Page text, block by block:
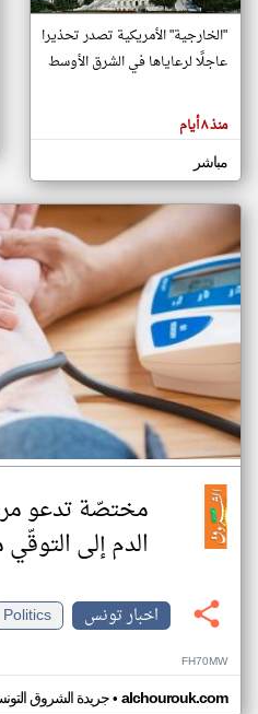
الموجوده
هنا عن
كاتبيها.
"الخارجية" الأمريكية تصدر تحذيرا
عاجلًا لرعاياها في الشرق الأوسط
منذ ٨ أيام
مباشر
مختصّة تدعو
الدم إلى
اخبار تونس
Politics
FH70MW
جريدة الشروق• alchourouk.com